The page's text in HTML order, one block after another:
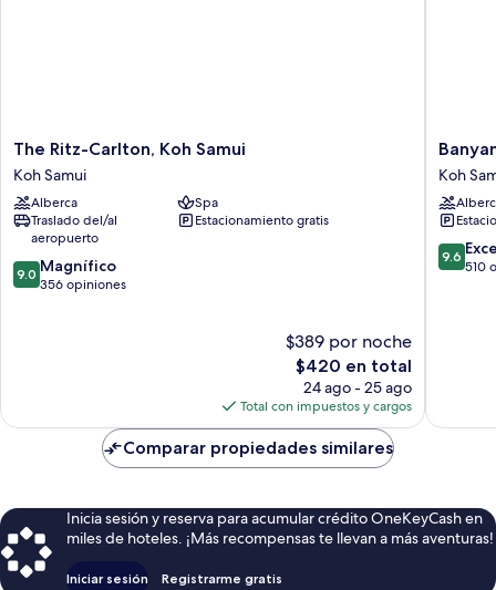
The
Ritz-
Carlton,
Koh
Samui
Koh
Samui
The Ritz-Carlton, Koh Samui
Koh Samui
Alberca
Spa
Traslado del/al
aeropuerto
Estacionamiento gratis
9.0
de
9.0 Magnífico
356 opiniones
$389 por noche
El
precio
actual
es
de
$420
$420 en total
24 ago - 25 ago
Total con impuestos y cargos
Banyan
Tree
Samui
Koh
Samui
Koh
9.6
de
9.6
510
Comparar propiedades similares
Inicia sesión y reserva para acumular crédito OneKeyCash en
miles de hoteles. ¡Más recompensas te llevan a más aventuras!
Iniciar sesión Registrarme gratis